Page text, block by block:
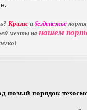
Кризис и безденежье
мечты на нашем
новый порядок